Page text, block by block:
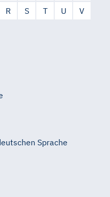
R S T U
V
Sprache